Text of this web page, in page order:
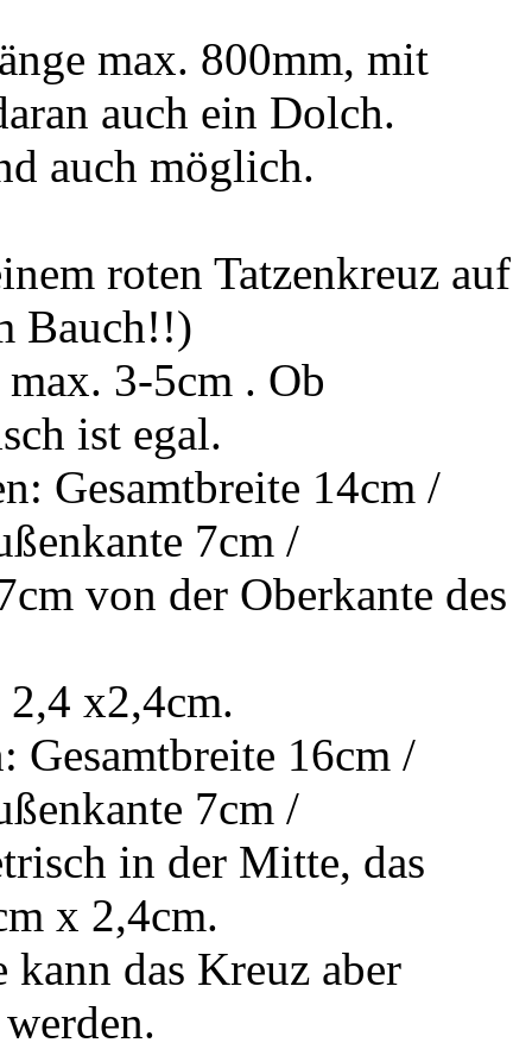
max. 800mm, mit
auch ein Dolch.
auch möglich.
roten Tatzenkreuz auf
Bauch!!)
3-5cm . Ob
ist egal.
Gesamtbreite 14cm /
7cm /
von der Oberkante des
x2,4cm.
Gesamtbreite 16cm /
7cm /
in der Mitte, das
x 2,4cm.
kann das Kreuz aber